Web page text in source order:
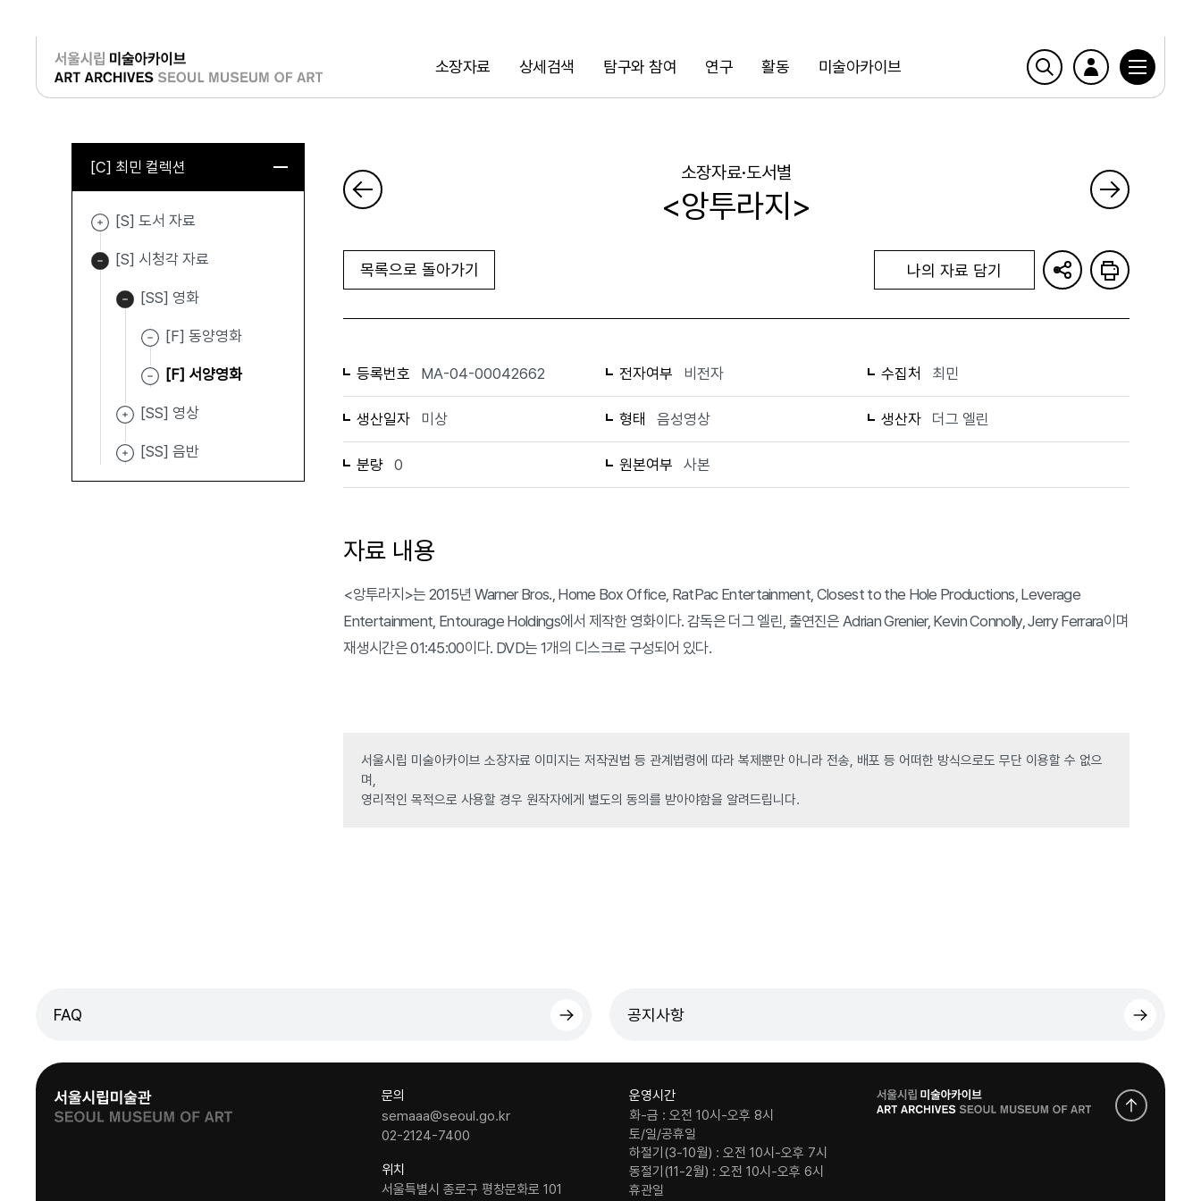
소장자료 상세검색 탐구와 참여 연구 활동 미술아카이브
검색
로그인
[C] 최민 컬렉션
[S] 도서 자료
[S] 시청각 자료
[SS] 영화
[F] 동양영화
[F] 서양영화
[SS] 영상
[SS] 음반
소장자료·도서별
<앙투라지>
목록으로 돌아가기 나의 자료 담기
등록번호 MA-04-00042662 전자여부 비전자 수집처 최민
생산일자 미상 형태 음성영상 생산자 더그 엘린
분량 0 원본여부 사본
자료 내용
<앙투라지>는 2015년 Warner Bros., Home Box Office, RatPac Entertainment, Closest to the Hole Productions, Leverage
Entertainment, Entourage Holdings에서 제작한 영화이다. 감독은 더그 엘린, 출연진은 Adrian Grenier, Kevin Connolly, Jerry Ferrara이며
재생시간은 01:45:00이다. DVD는 1개의 디스크로 구성되어 있다.
서울시립 미술아카이브 소장자료 이미지는 저작권법 등 관계법령에 따라 복제뿐만 아니라 전송, 배포 등 어떠한 방식으로도 무단 이용할 수 없으
며,
영리적인 목적으로 사용할 경우 원작자에게 별도의 동의를 받아야함을 알려드립니다.
FAQ 공지사항
문의
semaaa@seoul.go.kr
02-2124-7400
위치
서울특별시 종로구 평창문화로 101
운영시간
화-금 : 오전 10시-오후 8시
토/일/공휴일
하절기(3-10월) : 오전 10시-오후 7시
동절기(11-2월) : 오전 10시-오후 6시
휴관일
로
고